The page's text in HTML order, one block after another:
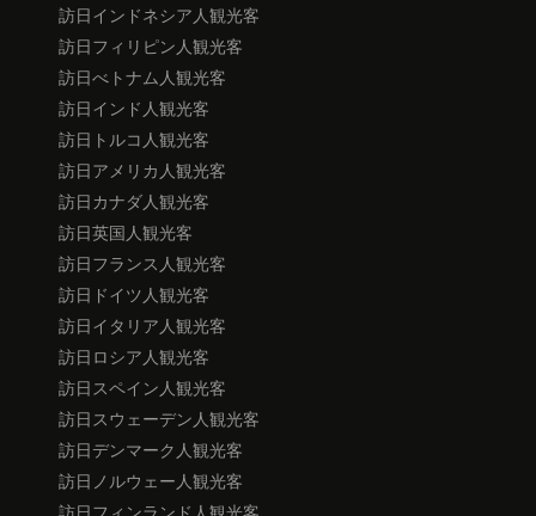
訪日インドネシア人観光客
訪日フィリピン人観光客
訪日べトナム人観光客
訪日インド人観光客
訪日トルコ人観光客
訪日アメリカ人観光客
訪日カナダ人観光客
訪日英国人観光客
訪日フランス人観光客
訪日ドイツ人観光客
訪日イタリア人観光客
訪日ロシア人観光客
訪日スペイン人観光客
訪日スウェーデン人観光客
訪日デンマーク人観光客
訪日ノルウェー人観光客
訪日フィンランド人観光客